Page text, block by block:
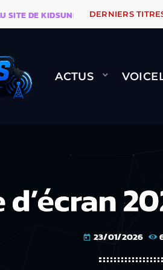
KIDSUNE WARÉTRO
DERNIERS
ACTUS
today 23/01/2026